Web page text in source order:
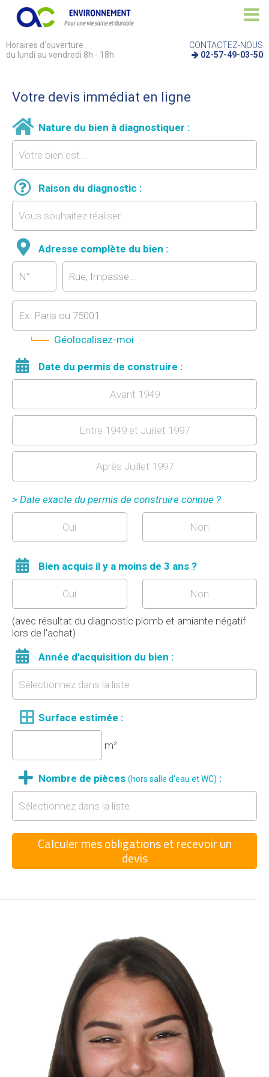
Horaires d'ouverture
du lundi au vendredi 8h - 18h
CONTACTEZ-NOUS
02-57-49-03-50
Votre devis immédiat en ligne
Nature du bien à diagnostiquer :
Raison du diagnostic :
Adresse complète du bien :
Géolocalisez-moi
Date du permis de construire :
Avant 1949
Entre 1949 et Juillet 1997
Après Juillet 1997
> Date exacte du permis de construire connue ?
Oui Non
Bien acquis il y a moins de 3 ans ?
Oui Non
(avec résultat du diagnostic plomb et amiante négatif
lors de l'achat)
Année d'acquisition du bien :
Surface estimée :
m²
Nombre de pièces (hors salle d'eau et WC) :
Calculer mes obligations et recevoir un
devis